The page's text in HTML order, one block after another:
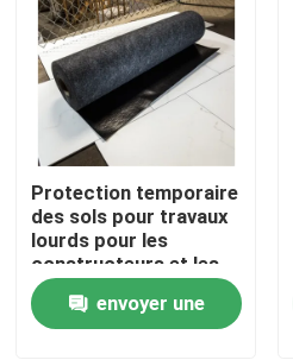
À la maison
Protection temporaire
des sols pour travaux
lourds pour les
constructeurs et les
entrepreneurs
envoyer une